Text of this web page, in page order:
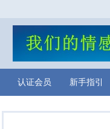
认证会员 新手指引